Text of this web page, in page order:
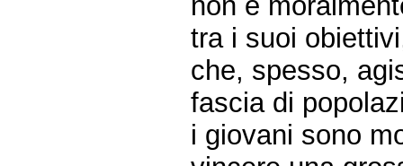
tra i suoi
che, spesso,
fascia di
i giovani sono